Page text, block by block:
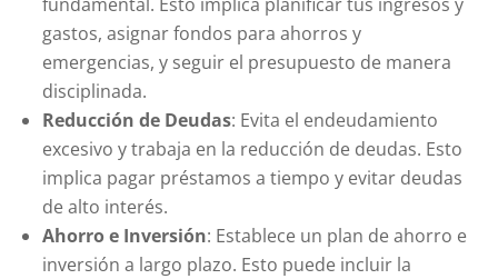
gastos, asignar fondos para ahorros y
emergencias, y seguir el presupuesto de manera
disciplinada.
Reducción de Deudas: Evita el endeudamiento
excesivo y trabaja en la reducción de deudas. Esto
implica pagar préstamos a tiempo y evitar deudas
de alto interés.
Ahorro e Inversión: Establece un plan de ahorro e
inversión a largo plazo. Esto puede incluir la